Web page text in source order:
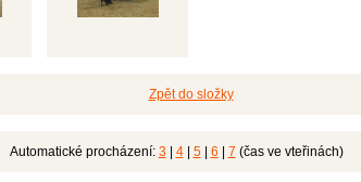
Zpět do složky
Automatické procházení: 3 4| 5| 6 7 (čas ve vteřinách)